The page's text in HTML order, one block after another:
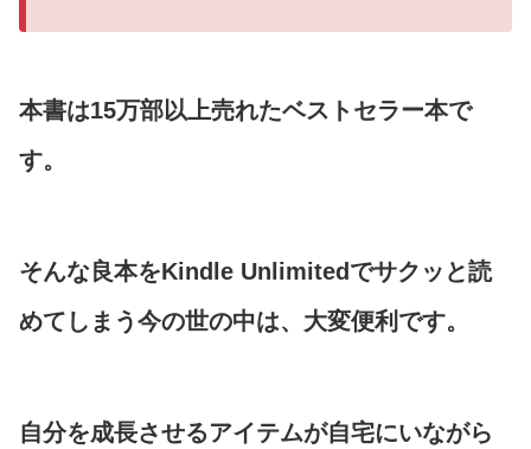
本書は15万部以上売れたベストセラー本で
す。
そんな良本をKindle Unlimitedでサクッと読
めてしまう今の世の中は、大変便利です。
自分を成長させるアイテムが自宅にいながら